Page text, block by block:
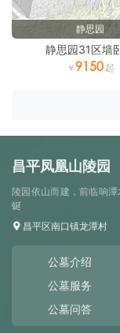
静思园
静思园31区墙
9150
昌平凤凰山陵园
陵园依山而建，前临响
蜒
昌平区南口镇龙潭村
公墓介绍
公墓服务
公墓问答